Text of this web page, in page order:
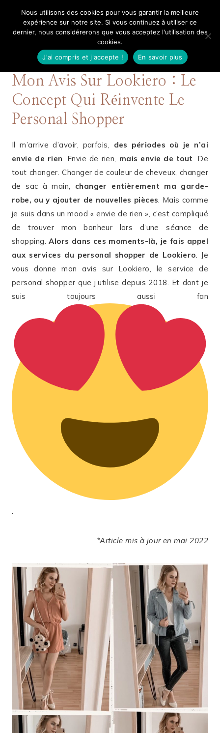
contenuMangue Poudrée
15 OCTOBRE 2018 MARQUES ♥︎
Mon Avis Sur Lookiero : Le
Concept Qui Réinvente Le
Personal Shopper
Il m’arrive d’avoir, parfois, des périodes où je n’ai
envie de rien. Envie de rien, mais envie de tout. De
tout changer. Changer de couleur de cheveux, changer
de sac à main, changer entièrement ma garde-
robe, ou y ajouter de nouvelles pièces. Mais comme
je suis dans un mood « envie de rien », c’est compliqué
de trouver mon bonheur lors d’une séance de
shopping.Alors dans ces moments-là, je fais appel
aux services du personal shopper de Lookiero. Je
vous donne mon avis sur Lookiero, le service de
personal shopper que j’utilise depuis 2018. Et dont je
suis toujours aussi fan
.
*Article mis à jour en mai 2022
Nous utilisons des cookies pour vous garantir la meilleure
expérience sur notre site. Si vous continuez à utiliser ce
dernier, nous considérerons que vous acceptez l'utilisation des
cookies.
J'ai compris et j'accepte !
En savoir plus